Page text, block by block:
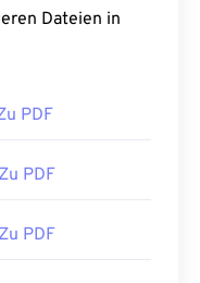
die
erhalten
und ist
Dateien in
PDF
PDF
PDF